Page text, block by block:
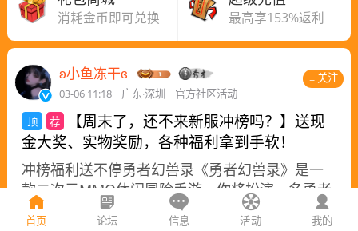
首页 论坛 信息 活动 我的
消耗金币即可兑换 最高享153%返利
ʚ小鱼冻干ɞ
03-06 11:18 广东·深圳 官方社区活动
【周末了，还不来新服冲榜吗？】送现
金大奖、实物奖励，各种福利拿到手软！
冲榜福利送不停勇者幻兽录《勇者幻兽录》是一
款二次元MMO休闲冒险手游，你将扮演一名勇者
在圣特王国进行冒险，圣特王国在魔法大陆上数
关注